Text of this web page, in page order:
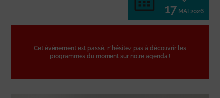
17 MAI 2026
Cet événement est passé, n'hésitez pas à découvrir les
programmes du moment sur notre agenda !